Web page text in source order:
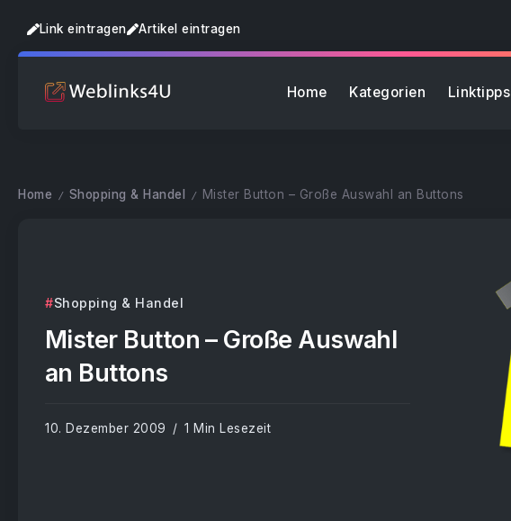
Link eintragen Artikel eintragen
Home Kategorien Linktipps
Home / Shopping & Handel / Mister Button – Große Auswahl an Buttons
Shopping & Handel
Mister Button – Große Auswahl
an Buttons
10. Dezember 2009 1 Min Lesezeit